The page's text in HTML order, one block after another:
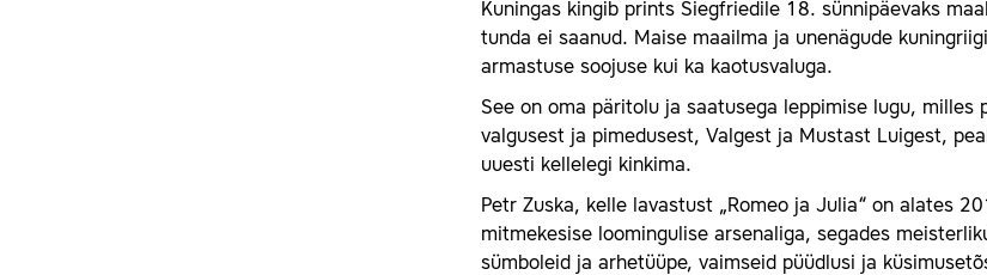
Kuningas kingib prints Siegfriedile 18. sünnipäevaks
tunda ei saanud. Maise maailma ja unenägude
armastuse soojuse kui ka kaotusvaluga.
See on oma päritolu ja saatusega leppimise lugu,
valgusest ja pimedusest, Valgest ja Mustast Luigest,
uuesti kellelegi kinkima.
Petr Zuska, kelle lavastust „Romeo ja Julia“ on alates
mitmekesise loomingulise arsenaliga, segades
sümboleid ja arhetüüpe, vaimseid püüdlusi ja